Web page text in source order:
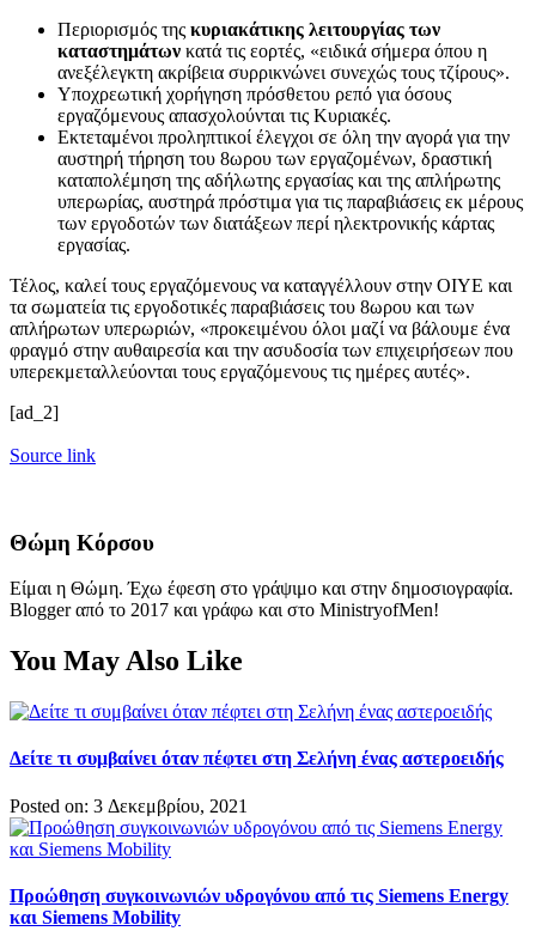
Περιορισμός της κυριακάτικης λειτουργίας των
καταστημάτων κατά τις εορτές, «ειδικά σήμερα όπου η
ανεξέλεγκτη ακρίβεια συρρικνώνει συνεχώς τους τζίρους».
Υποχρεωτική χορήγηση πρόσθετου ρεπό για όσους
εργαζόμενους απασχολούνται τις Κυριακές.
Εκτεταμένοι προληπτικοί έλεγχοι σε όλη την αγορά για την
αυστηρή τήρηση του 8ωρου των εργαζομένων, δραστική
καταπολέμηση της αδήλωτης εργασίας και της απλήρωτης
υπερωρίας, αυστηρά πρόστιμα για τις παραβιάσεις εκ μέρους
των εργοδοτών των διατάξεων περί ηλεκτρονικής κάρτας
εργασίας.
Τέλος, καλεί τους εργαζόμενους να καταγγέλλουν στην ΟΙΥΕ και
τα σωματεία τις εργοδοτικές παραβιάσεις του 8ωρου και των
απλήρωτων υπερωριών, «προκειμένου όλοι μαζί να βάλουμε ένα
φραγμό στην αυθαιρεσία και την ασυδοσία των επιχειρήσεων που
υπερεκμεταλλεύονται τους εργαζόμενους τις ημέρες αυτές».
[ad_2]
Source link
Θώμη Κόρσου
Είμαι η Θώμη. Έχω έφεση στο γράψιμο και στην δημοσιογραφία.
Blogger από το 2017 και γράφω και στο MinistryofMen!
You May Also Like
Δείτε τι συμβαίνει όταν πέφτει στη Σελήνη ένας αστεροειδής
Posted on: 3 Δεκεμβρίου, 2021
Προώθηση συγκοινωνιών υδρογόνου από τις Siemens Energy
και Siemens Mobility